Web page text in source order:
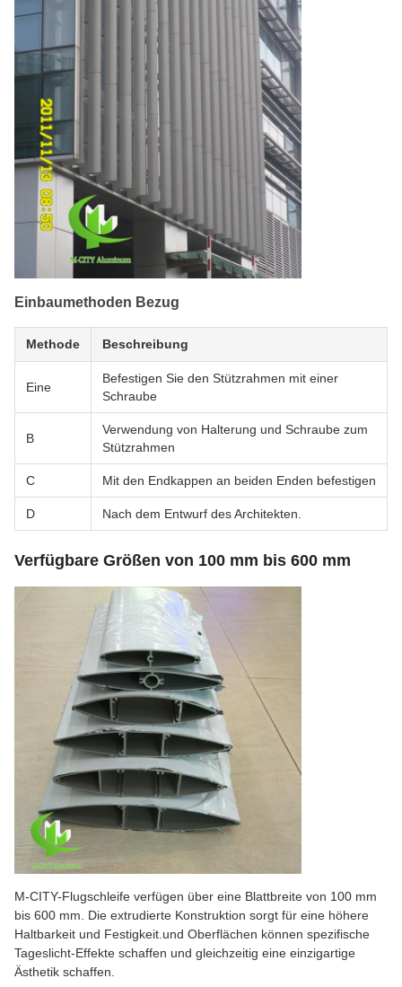
Einbaumethoden Bezug
Methode Beschreibung
Eine
Befestigen Sie den Stützrahmen mit einer
Schraube
B
Verwendung von Halterung und Schraube zum
Stützrahmen
C Mit den Endkappen an beiden Enden befestigen
D Nach dem Entwurf des Architekten.
Verfügbare Größen von 100 mm bis 600 mm
M-CITY-Flugschleife verfügen über eine Blattbreite von 100 mm
bis 600 mm. Die extrudierte Konstruktion sorgt für eine höhere
Haltbarkeit und Festigkeit.und Oberflächen können spezifische
Tageslicht-Effekte schaffen und gleichzeitig eine einzigartige
Ästhetik schaffen.